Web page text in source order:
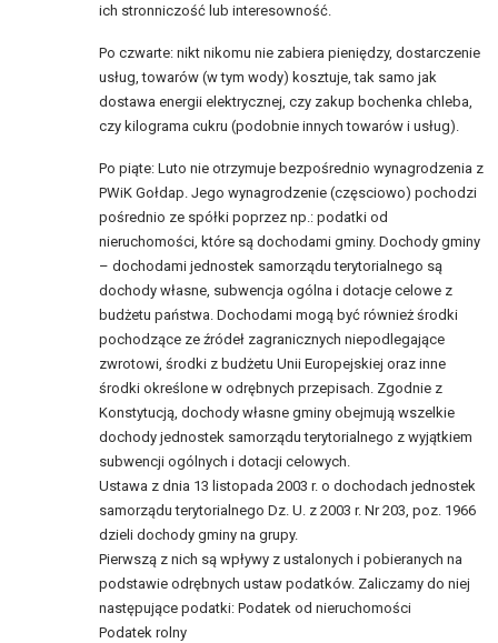
ich stronniczość lub interesowność.
Po czwarte: nikt nikomu nie zabiera pieniędzy, dostarczenie
usług, towarów (w tym wody) kosztuje, tak samo jak
dostawa energii elektrycznej, czy zakup bochenka chleba,
czy kilograma cukru (podobnie innych towarów i usług).
Po piąte: Luto nie otrzymuje bezpośrednio wynagrodzenia z
PWiK Gołdap. Jego wynagrodzenie (częsciowo) pochodzi
pośrednio ze spółki poprzez np.: podatki od
nieruchomości, które są dochodami gminy. Dochody gminy
– dochodami jednostek samorządu terytorialnego są
dochody własne, subwencja ogólna i dotacje celowe z
budżetu państwa. Dochodami mogą być również środki
pochodzące ze źródeł zagranicznych niepodlegające
zwrotowi, środki z budżetu Unii Europejskiej oraz inne
środki określone w odrębnych przepisach. Zgodnie z
Konstytucją, dochody własne gminy obejmują wszelkie
dochody jednostek samorządu terytorialnego z wyjątkiem
subwencji ogólnych i dotacji celowych.
Ustawa z dnia 13 listopada 2003 r. o dochodach jednostek
samorządu terytorialnego Dz. U. z 2003 r. Nr 203, poz. 1966
dzieli dochody gminy na grupy.
Pierwszą z nich są wpływy z ustalonych i pobieranych na
podstawie odrębnych ustaw podatków. Zaliczamy do niej
następujące podatki: Podatek od nieruchomości
Podatek rolny